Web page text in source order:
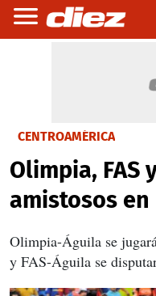
CENTROAMÉRICA
Olimpia, FAS
amistosos
Olimpia-Águila se
y FAS-Águila se